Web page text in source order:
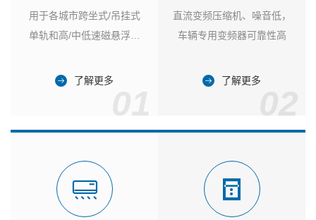
用于各城市跨坐式/吊挂式
单轨和高/中低速磁悬浮列
了解更多
直流变频压缩机、噪音低，
车辆专用变频器可靠性高
了解更多